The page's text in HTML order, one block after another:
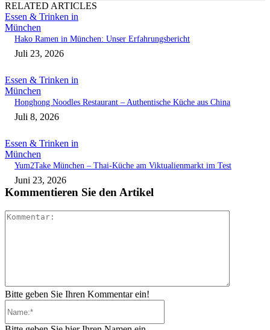
RELATED ARTICLES
Essen & Trinken in
München
Hako Ramen in München: Unser Erfahrungsbericht
Juli 23, 2026
Essen & Trinken in
München
Honghong Noodles Restaurant – Authentische Küche aus China
Juli 8, 2026
Essen & Trinken in
München
Yum2Take München – Thai-Küche am Viktualienmarkt im Test
Juni 23, 2026
Kommentieren Sie den Artikel
Bitte geben Sie Ihren Kommentar ein!